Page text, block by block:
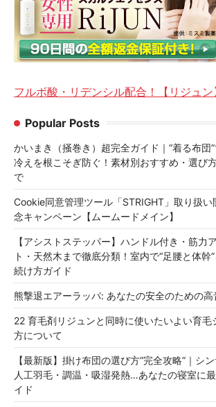
フルボ酸・リデンシル配合！【リジュン
Popular Posts
かいまき（掻巻き）超完全ガイド｜“着る布団
冷えを根こそぎ防ぐ！素材別おすすめ・選び
で
Cookie同意管理ツール「STRIGHT」取り扱
念キャンペーン【ムームードメイン】
【アシストステッパー】ハンドル付き・筋力
ト・天然木まで徹底分類！室内で“足腰と体幹
続け方ガイド
熊撃退エアーラッパ: あなたの安全のための高
22 育毛剤リジュンと同時に使いたいよい育毛
方について
【最新版】掛け布団の選び方“完全攻略”｜シ
人工羽毛・調温・吸湿発熱…あなたの寝室に
イド